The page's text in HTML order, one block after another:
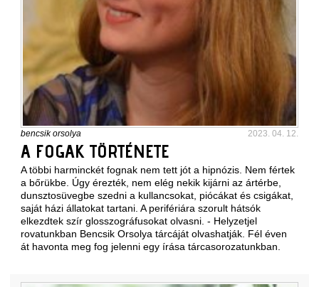
bencsik orsolya 2023. 04. 12.
A FOGAK TÖRTÉNETE
A többi harminckét fognak nem tett jót a hipnózis. Nem fértek
a bőrükbe. Úgy érezték, nem elég nekik kijárni az ártérbe,
dunsztosüvegbe szedni a kullancsokat, piócákat és csigákat,
saját házi állatokat tartani. A perifériára szorult hátsók
elkezdtek szír glosszográfusokat olvasni. - Helyzetjel
rovatunkban Bencsik Orsolya tárcáját olvashatják. Fél éven
át havonta meg fog jelenni egy írása tárcasorozatunkban.